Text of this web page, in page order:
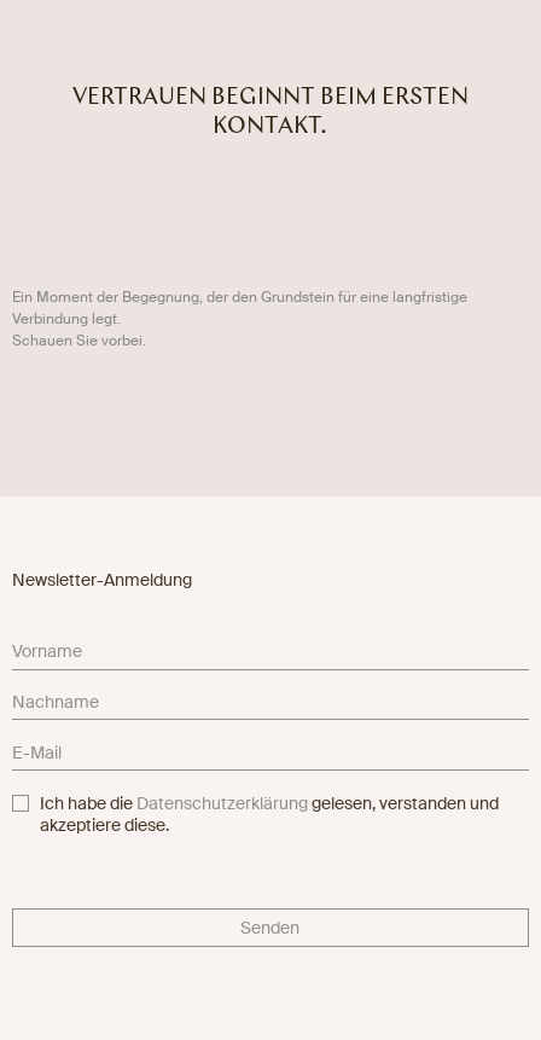
VERTRAUEN BEGINNT BEIM ERSTEN
KONTAKT.
Ein Moment der Begegnung, der den Grundstein für eine langfristige
Verbindung legt.
Schauen Sie vorbei.
Newsletter-Anmeldung
Ich habe die Datenschutzerklärunggelesen, verstanden und
akzeptiere diese.
Senden